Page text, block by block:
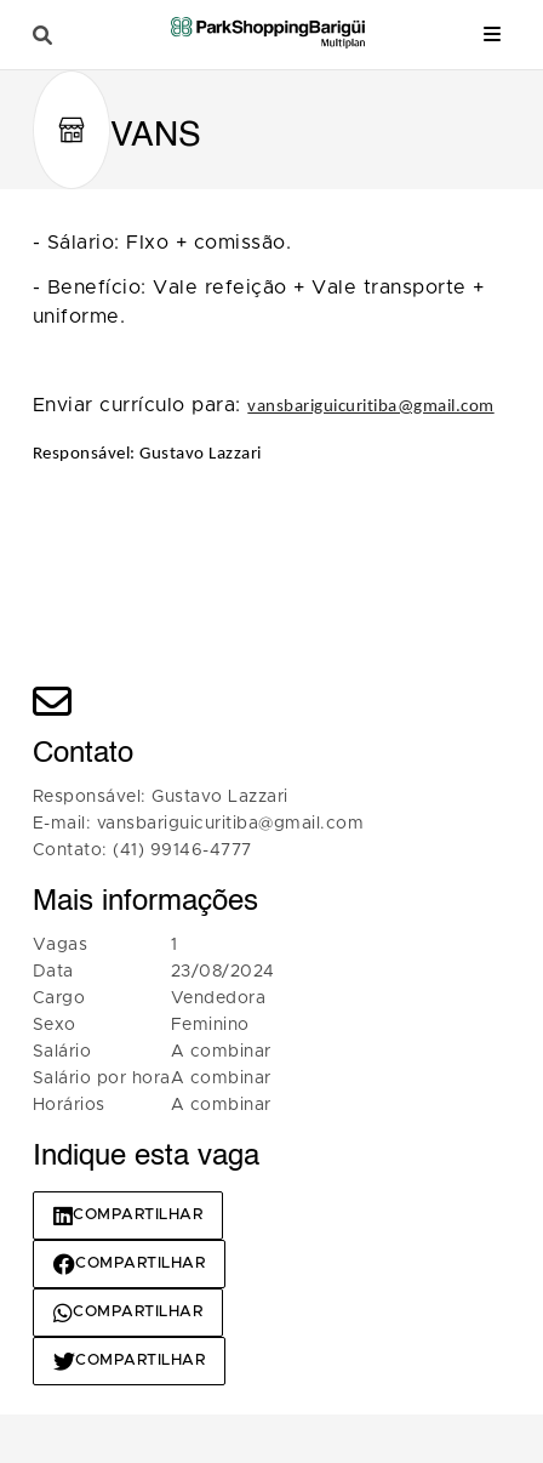
VANS
Contato
Responsável: Gustavo Lazzari
E-mail: vansbariguicuritiba@gmail.com
Contato: (41) 99146-4777
Mais informações
Vagas
Data
Cargo
Sexo
Salário
Salário por hora
Horários
1
23/08/2024
Vendedora
Feminino
A combinar
A combinar
A combinar
Indique esta vaga
COMPARTILHAR
COMPARTILHAR
COMPARTILHAR
COMPARTILHAR
- Sálario: FIxo + comissão.
- Benefício: Vale refeição + Vale transporte +
uniforme.
Enviar currículo para:vansbariguicuritiba@gmail.com
Responsável: Gustavo Lazzari